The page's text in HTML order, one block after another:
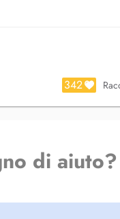
342
di aiuto?